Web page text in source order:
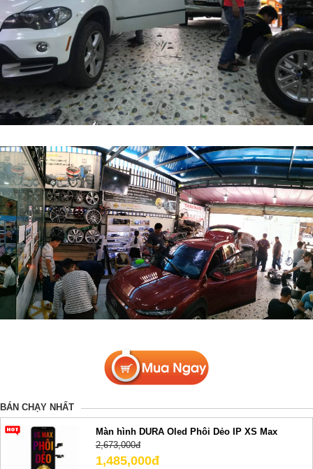
BÁN CHẠY NHẤT
Màn hình DURA Oled Phôi Dẻo IP XS Max
2,673,000đ
1,485,000đ